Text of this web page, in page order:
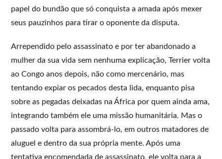
papel do bundão que só conquista a amada após mexer
seus pauzinhos para tirar o oponente da disputa.
Arrependido pelo assassinato e por ter abandonado a
mulher da sua vida sem nenhuma explicação, Terrier volta
ao Congo anos depois, não como mercenário, mas
tentando expiar os pecados desta lida, enquanto pisa
sobre as pegadas deixadas na África por quem ainda ama,
integrando também ele uma missão humanitária. Mas o
passado volta para assombrá-lo, em outros matadores de
aluguel e dentro da sua própria mente. Após uma
tentativa encomendada de assassinato, ele volta para a